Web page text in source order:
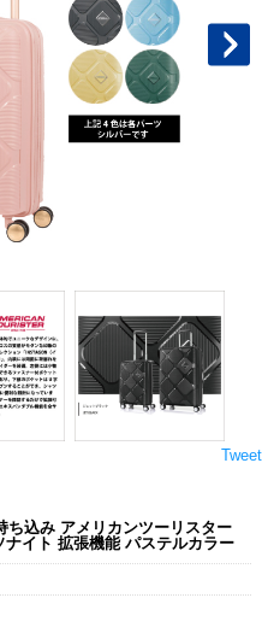
Tweet
込み アメリカンツーリスター
イト 拡張機能 パステルカラー